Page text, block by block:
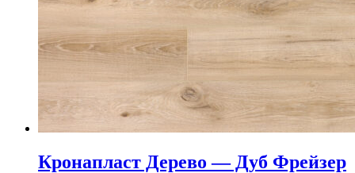
Кронапласт Дерево — Дуб Фрейзер